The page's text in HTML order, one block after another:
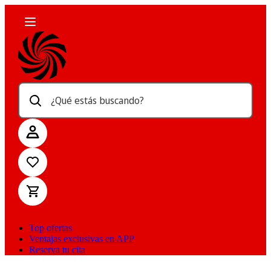
¿Qué estás buscando?
Top ofertas
Ventajas exclusivas en APP
Reserva tu cita